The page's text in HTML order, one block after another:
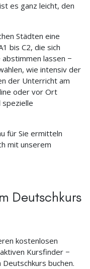
es ganz leicht, den
Städten eine
bis C2, die sich
abstimmen lassen −
wie intensiv der
der Unterricht am
oder vor Ort
spezielle
für Sie ermitteln
mit unserem
Deutschkurs
kostenlosen
Kursfinder −
buchen.